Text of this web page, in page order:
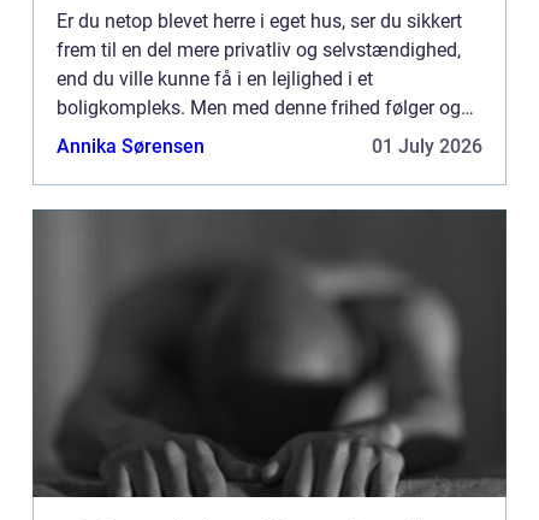
Er du netop blevet herre i eget hus, ser du sikkert
frem til en del mere privatliv og selvstændighed,
end du ville kunne få i en lejlighed i et
boligkompleks. Men med denne frihed følger også
en del ansvar. Og derfor er det godt at kende
Annika Sørensen 01 July 2026